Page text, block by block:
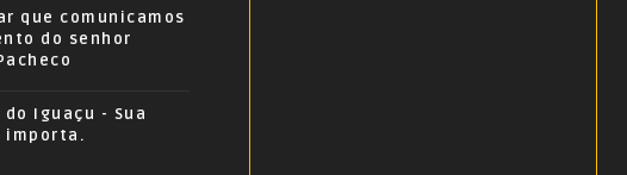
que comunicamos
do senhor
Iguaçu - Sua
importa.